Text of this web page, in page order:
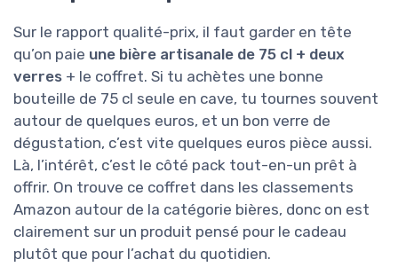
Sur le rapport qualité-prix, il faut garder en tête
qu’on paie une bière artisanale de 75 cl + deux
verres + le coffret. Si tu achètes une bonne
bouteille de 75 cl seule en cave, tu tournes souvent
autour de quelques euros, et un bon verre de
dégustation, c’est vite quelques euros pièce aussi.
Là, l’intérêt, c’est le côté pack tout-en-un prêt à
offrir. On trouve ce coffret dans les classements
Amazon autour de la catégorie bières, donc on est
clairement sur un produit pensé pour le cadeau
plutôt que pour l’achat du quotidien.